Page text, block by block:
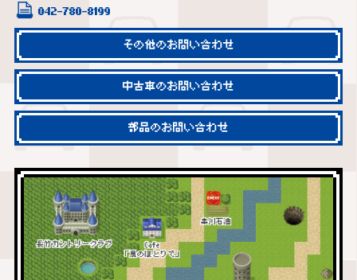
042-780-8199
その他のお問い合わせ
中古車のお問い合わせ
部品のお問い合わせ